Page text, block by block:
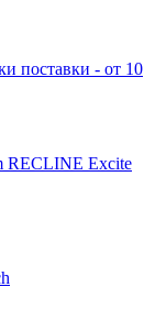
поставки - от 10
RECLINE Excite